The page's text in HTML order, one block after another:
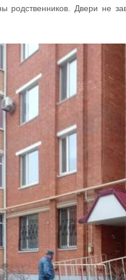
родственников. Двери не